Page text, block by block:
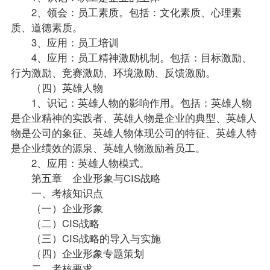
2、领会：员工素质。包括：文化素质、心理素
质、道德素质。
3、应用：员工培训
4、应用：员工精神激励机制。包括：目标激励、
行为激励、竞赛激励、环境激励、反馈激励。
（四）英雄人物
1、识记：英雄人物的影响作用。包括：英雄人物
是企业精神的实践者、英雄人物是企业的典型、英雄人
物是公司的象征、英雄人物体现公司的特征、英雄人特
是企业绩效的源泉、英雄人物激励着员工。
2、应用：英雄人物模式。
第五章 企业形象与CIS战略
一、考核知识点
（一）企业形象
（二）CIS战略
（三）CIS战略的导入与实施
（四）企业形象专题策划